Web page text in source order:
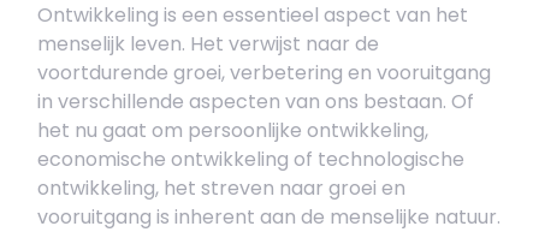
Ontwikkeling is een essentieel aspect van het
menselijk leven. Het verwijst naar de
voortdurende groei, verbetering en vooruitgang
in verschillende aspecten van ons bestaan. Of
het nu gaat om persoonlijke ontwikkeling,
economische ontwikkeling of technologische
ontwikkeling, het streven naar groei en
vooruitgang is inherent aan de menselijke natuur.